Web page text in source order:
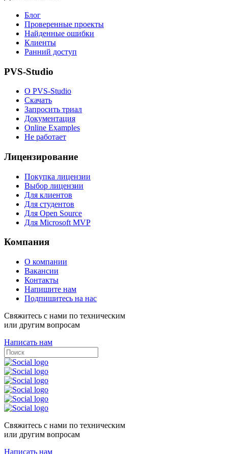
Блог
Проверенные проекты
Найденные ошибки
Клиенты
Ранний доступ
PVS-Studio
О PVS-Studio
Скачать
Запросить триал
Документация
Online Examples
Не работает
Лицензирование
Покупка лицензии
Выбор лицензии
Для клиентов
Для студентов
Для Open Source
Для Microsoft MVP
Компания
О компании
Вакансии
Контакты
Напишите нам
Подпишитесь на нас
Свяжитесь с нами по техническим
или другим вопросам
Написать нам
Свяжитесь с нами по техническим
или другим вопросам
Написать нам